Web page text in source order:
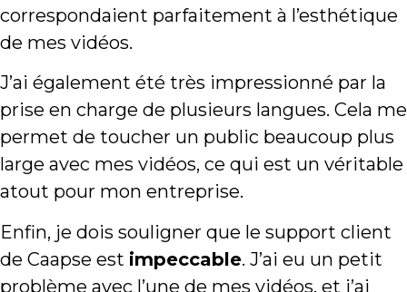
correspondaient parfaitement à l’esthétique
de mes vidéos.
J’ai également été très impressionné par la
prise en charge de plusieurs langues. Cela me
permet de toucher un public beaucoup plus
large avec mes vidéos, ce qui est un véritable
atout pour mon entreprise.
Enfin, je dois souligner que le support client
de Caapse est impeccable. J’ai eu un petit
problème avec l’une de mes vidéos, et j’ai